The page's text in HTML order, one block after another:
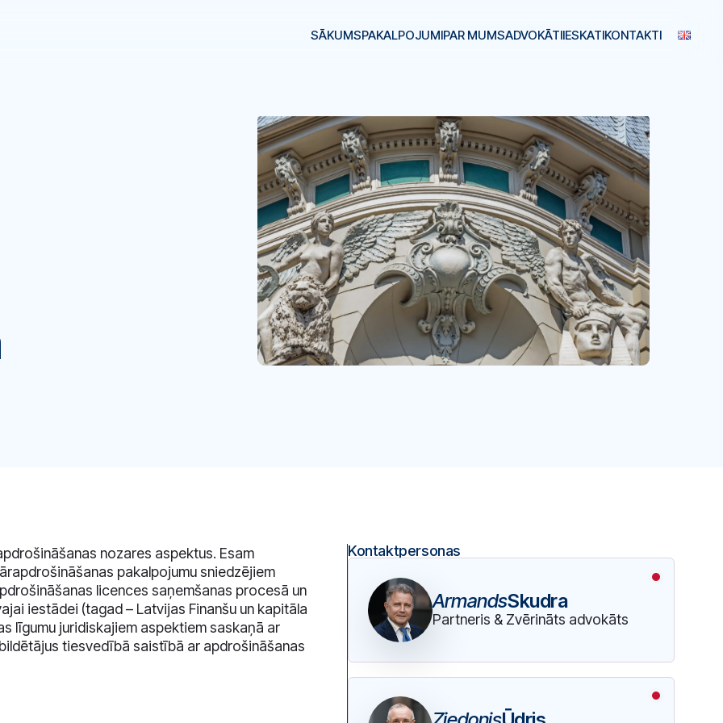
SĀKUMSPAKALPOJUMIPAR MUMSADVOKĀTIIESKATIKONTAKTI
nozares aspektus. Esam
pakalpojumu sniedzējiem
licences saņemšanas procesā un
iestādei (tagad – Latvijas Finanšu un kapitāla
līgumu juridiskajiem aspektiem saskaņā ar
tiesvedībā saistībā ar apdrošināšanas
Kontaktpersonas
ArmandsSkudra
Partneris & Zvērināts advokāts